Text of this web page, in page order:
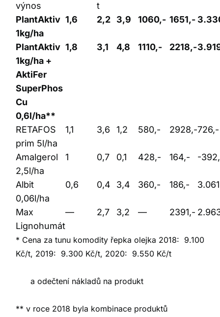
výnos
t
PlantAktiv
1kg/ha
1,6 2,2 3,9 1060,- 1651,-
PlantAktiv
1kg/ha +
AktiFer
SuperPhos
Cu
0,6l/ha**
1,8 3,1 4,8 1110,- 2218,-
RETAFOS
prim 5l/ha
1,1 3,6 1,2 580,- 2928,-726,-
Amalgerol
2,5l/ha
1 0,7 0,1 428,- 164,- -
Albit
0,06l/ha
0,6 0,4 3,4 360,- 186,- 3.061
Max
Lignohumát
— 2,7 3,2 — 2391,-
* Cena za tunu komodity řepka olejka 2018: 9.100
Kč/t, 2019: 9.300 Kč/t, 2020: 9.550 Kč/t
a odečtení nákladů na produkt
** v roce 2018 byla kombinace produktů